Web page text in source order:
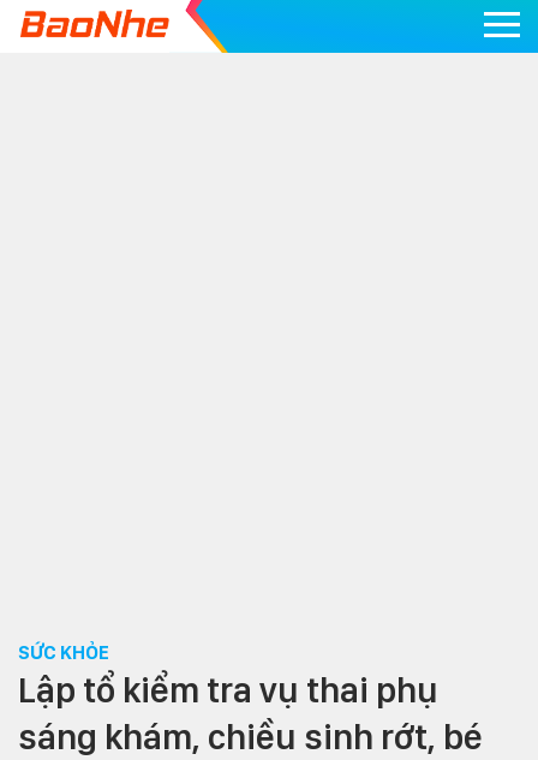
SỨC KHỎE
Lập tổ kiểm tra vụ thai phụ
sáng khám, chiều sinh rớt, bé